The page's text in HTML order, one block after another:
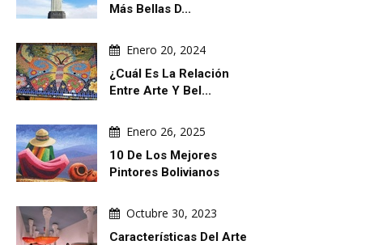
Más Bellas D...
Enero 20, 2024
¿Cuál Es La Relación
Entre Arte Y Bel...
Enero 26, 2025
10 De Los Mejores
Pintores Bolivianos
Octubre 30, 2023
Características Del Arte